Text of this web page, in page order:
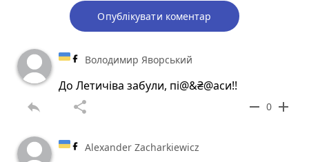
Опублікувати коментар
Володимир Яворський
До Летичіва забули, пі@&₴@аси!!
reply share remove 0 add
Alexander Zacharkiewicz